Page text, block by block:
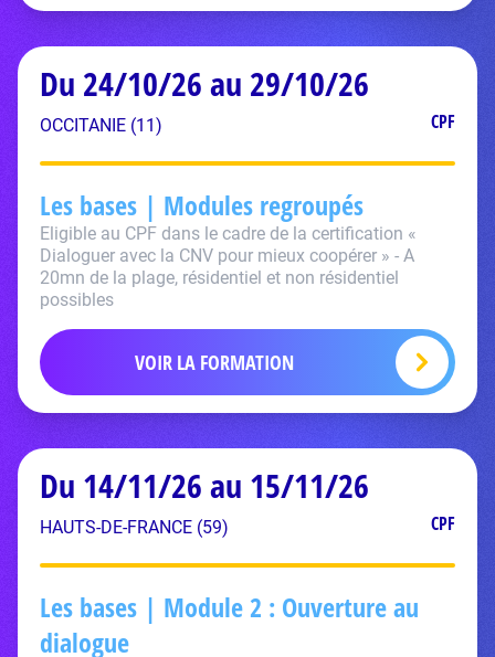
Du 24/10/26 au 29/10/26
OCCITANIE (11) CPF
Les bases | Modules regroupés
Eligible au CPF dans le cadre de la certification «
Dialoguer avec la CNV pour mieux coopérer » - A
20mn de la plage, résidentiel et non résidentiel
possibles
VOIR LA FORMATION
Du 14/11/26 au 15/11/26
HAUTS-DE-FRANCE (59) CPF
Les bases | Module 2 : Ouverture au
dialogue